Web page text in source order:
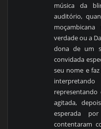
música da
auditório,
verdade ou a
dona de um
convidada
seu nome e
agitada,
esperada
contentaram